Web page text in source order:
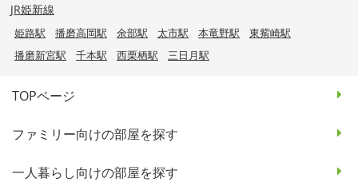
JR姫新線
姫路駅 播磨高岡駅 余部駅 太市駅 本竜野駅
東觜崎駅
播磨新宮駅
千本駅 西栗栖駅 三日月駅
TOPページ
ファミリー向けの部屋を探す
一人暮らし向けの部屋を探す